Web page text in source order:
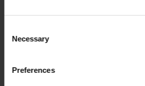
Selection
Necessary
Preferences
BESTIL ONLINE